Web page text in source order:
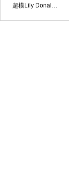
超模Lily Donal…